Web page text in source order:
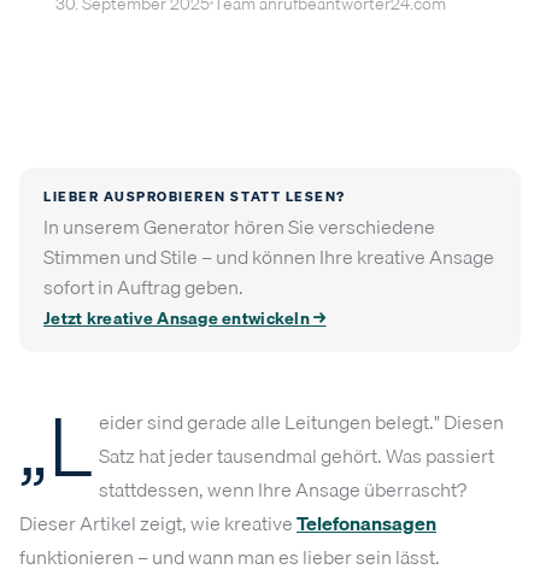
LIEBER AUSPROBIEREN STATT LESEN?
In unserem Generator hören Sie verschiedene
Stimmen und Stile – und können Ihre kreative Ansage
sofort in Auftrag geben.
Jetzt kreative Ansage entwickeln →
„L eider sind gerade alle Leitungen belegt." Diesen
Satz hat jeder tausendmal gehört. Was passiert
stattdessen, wenn Ihre Ansage überrascht?
Dieser Artikel zeigt, wie kreativeTelefonansagen
funktionieren – und wann man es lieber sein lässt.